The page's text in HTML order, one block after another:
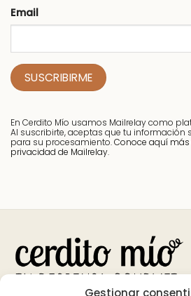
Gestionar
Email
En Cerdito Mío usamos Mailrelay como
Al suscribirte, aceptas que tu información
para su procesamiento.Conoce aquí
privacidad de Mailrelay.